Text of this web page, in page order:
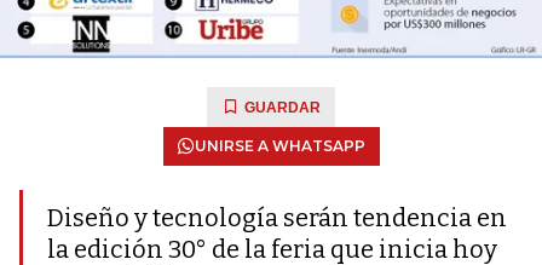
GUARDAR
UNIRSE A WHATSAPP
Diseño y tecnología serán tendencia en
la edición 30° de la feria que inicia hoy